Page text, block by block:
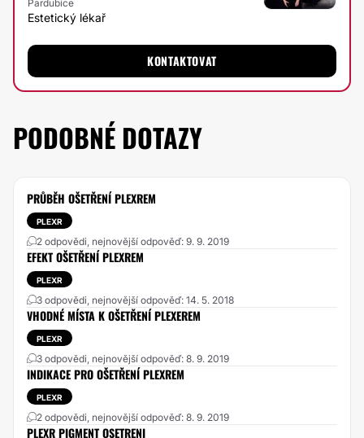
Pardubice
Estetický lékař
KONTAKTOVAT
PODOBNÉ DOTAZY
PRŮBĚH OŠETŘENÍ PLEXREM
PLEXR
2 odpovědi, nejnovější odpověď: 9. 9. 2019
EFEKT OŠETŘENÍ PLEXREM
PLEXR
3 odpovědi, nejnovější odpověď: 14. 5. 2018
VHODNÉ MÍSTA K OŠETŘENÍ PLEXEREM
PLEXR
3 odpovědi, nejnovější odpověď: 8. 9. 2019
INDIKACE PRO OŠETŘENÍ PLEXREM
PLEXR
2 odpovědi, nejnovější odpověď: 8. 9. 2019
PLEXR PIGMENT OSETRENI